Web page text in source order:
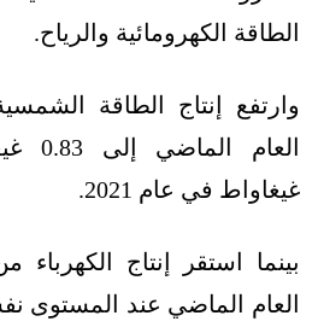
الطاقة الكهرومائية والرياح.
وارتفع إنتاج الطاقة
غيغاواط في عام 2021.
بينما استقر إنتاج
العام الماضي عند المستوى